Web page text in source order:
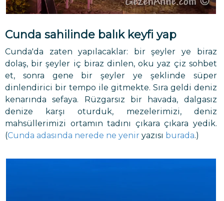
Cunda sahilinde balık keyfi yap
Cunda'da zaten yapılacaklar: bir şeyler ye biraz
dolaş, bir şeyler iç biraz dinlen, oku yaz çiz sohbet
et, sonra gene bir şeyler ye şeklinde süper
dinlendirici bir tempo ile gitmekte. Sıra geldi deniz
kenarında sefaya. Rüzgarsız bir havada, dalgasız
denize karşı oturduk, mezelerimizi, deniz
mahsüllerimizi ortamın tadını çıkara çıkara yedik.
(Cunda adasında nerede ne yenir yazısı burada.)